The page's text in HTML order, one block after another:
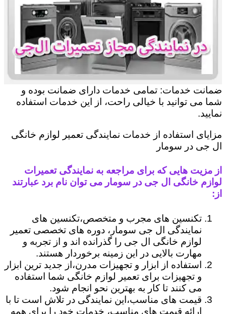
ضمانت خدمات: تمامی خدمات دارای ضمانت بوده و
شما می توانید با خیالی راحت، از این خدمات استفاده
نمایید.
مزایای استفاده از خدمات نمایندگی تعمیر لوازم خانگی
ال جی در سومار
از مزیت هایی که برای مراجعه به نمایندگی تعمیرات
لوازم خانگی ال جی در سومار می توان نام برد عبارتند
از:
تکنسین های مجرب و متخصص،تکنسین های
نمایندگی ال جی سومار، دوره های تخصصی تعمیر
لوازم خانگی ال جی را گذرانده اند و از تجربه و
مهارت بالایی در این زمینه برخوردار هستند.
استفاده از ابزار و تجهیزات مدرن،از جدید ترین ابزار
و تجهیزات برای تعمیر لوازم خانگی شما استفاده
می کنند تا کار به بهترین نحو انجام شود.
قیمت های مناسب،این نمایندگی در تلاش است تا با
ارائه قیمت های مناسب، خدمات خود را برای همه